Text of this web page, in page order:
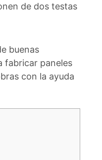
de dos testas
buenas
fabricar paneles
con la ayuda